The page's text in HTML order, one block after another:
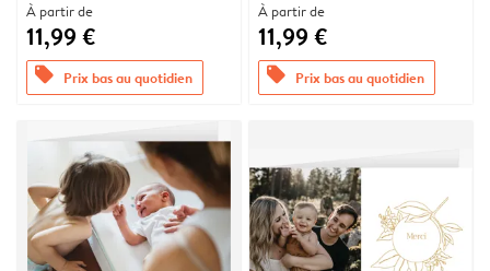
À partir de
11,99 €
offers Prix bas au quotidien
À partir de
11,99 €
offers Prix bas au quotidien